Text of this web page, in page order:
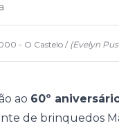
- O Castelo / (Evelyn
ao 60º
de brinquedos